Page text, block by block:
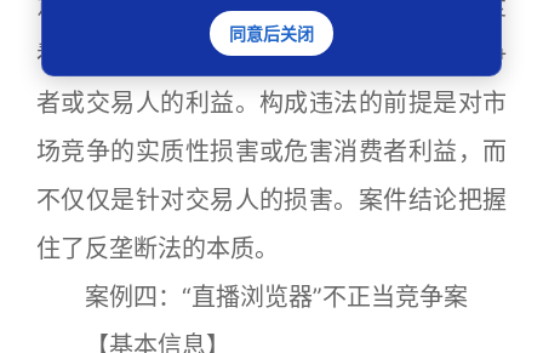
看，为法律所保护的是竞争，不是单个竞争
者或交易人的利益。构成违法的前提是对市
场竞争的实质性损害或危害消费者利益，而
不仅仅是针对交易人的损害。案件结论把握
住了反垄断法的本质。
案例四：“直播浏览器”不正当竞争案
【基本信息】
同意后关闭